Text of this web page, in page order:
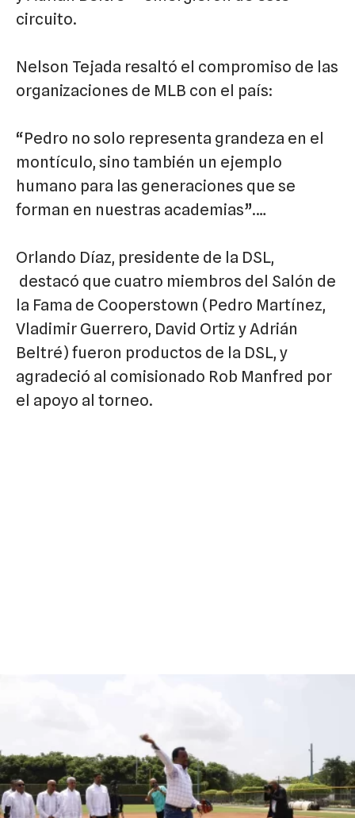
circuito.
Nelson Tejada resaltó el compromiso de las
organizaciones de MLB con el país:
“Pedro no solo representa grandeza en el
montículo, sino también un ejemplo
humano para las generaciones que se
forman en nuestras academias”.…
Orlando Díaz, presidente de la DSL,
destacó que cuatro miembros del Salón de
la Fama de Cooperstown (Pedro Martínez,
Vladimir Guerrero, David Ortiz y Adrián
Beltré) fueron productos de la DSL, y
agradeció al comisionado Rob Manfred por
el apoyo al torneo.